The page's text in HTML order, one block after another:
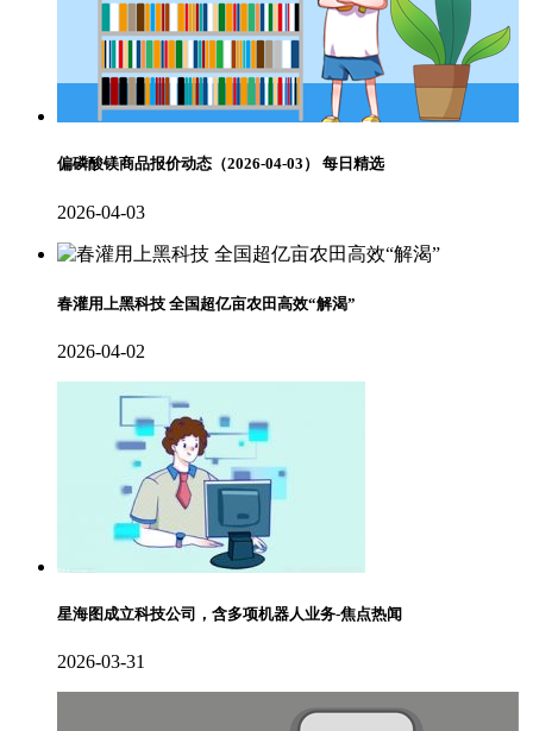
偏磷酸镁商品报价动态（2026-04-03） 每日精选
2026-04-03
春灌用上黑科技 全国超亿亩农田高效“解渴”
2026-04-02
星海图成立科技公司，含多项机器人业务-焦点热闻
2026-03-31